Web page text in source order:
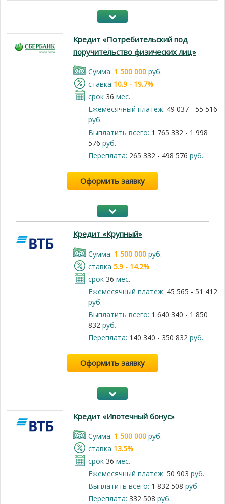
Кредит «Потребительский под
поручительство физических лиц»
Cумма: 1 500 000руб.
cтавка 10.9 - 19.7%
срок 36 мес.
Ежемесячный платеж: 49 037 - 55 516
руб.
Выплатить всего: 1 765 332 - 1 998
576 руб.
Переплата: 265 332 - 498 576 руб.
Оформить заявку
Кредит «Крупный»
Cумма: 1 500 000руб.
cтавка 5.9 - 14.2%
срок 36 мес.
Ежемесячный платеж: 45 565 - 51 412
руб.
Выплатить всего: 1 640 340 - 1 850
832руб.
Переплата: 140 340 - 350 832руб.
Оформить заявку
Кредит «Ипотечный бонус»
Cумма: 1 500 000руб.
cтавка 13.5%
срок 36 мес.
Ежемесячный платеж: 50 903 руб.
Выплатить всего: 1 832 508 руб.
Переплата: 332 508 руб.